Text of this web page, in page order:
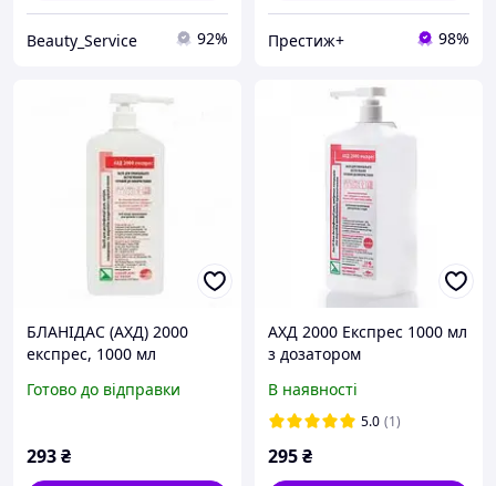
Beauty_Service 92% Престиж+ 98%
БЛАНІДАС (АХД) 2000
експрес, 1000 мл
Готово до відправки
293₴
АХД 2000 Експрес 1000 мл
з дозатором
В наявності
5.0 (1)
295₴